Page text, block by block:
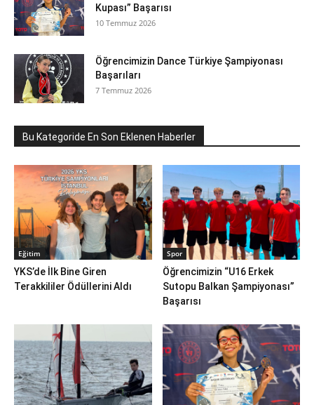
Kupası” Başarısı
10 Temmuz 2026
Öğrencimizin Dance Türkiye Şampiyonası
Başarıları
7 Temmuz 2026
Bu Kategoride En Son Eklenen Haberler
Eğitim
YKS’de İlk Bine Giren
Terakkililer Ödüllerini Aldı
Spor
Öğrencimizin “U16 Erkek
Sutopu Balkan Şampiyonası”
Başarısı